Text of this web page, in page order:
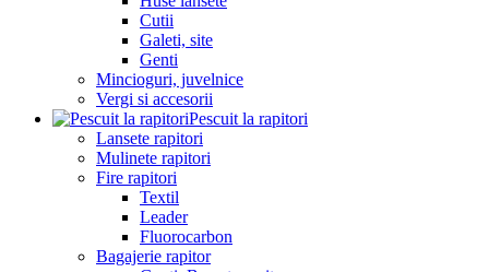
Cutii
Galeti, site
Genti
Mincioguri, juvelnice
Vergi si accesorii
Pescuit la rapitori
Lansete rapitori
Mulinete rapitori
Fire rapitori
Textil
Leader
Fluorocarbon
Bagajerie rapitor